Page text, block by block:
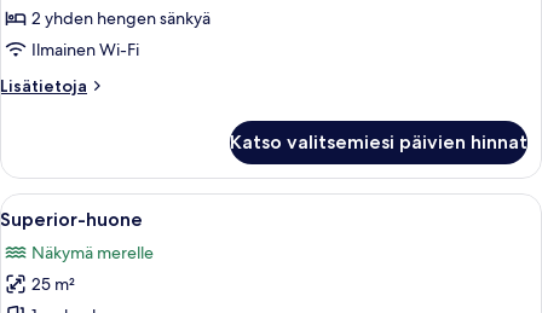
huone
(yksi
tai
kaksi
2
yhden
hengen
sänkyä
kuvat
2 yhden hengen sänkyä
Ilmainen Wi-Fi
Lisätietoja
Lisätietoja
signature-
huone
(yksi
kaksi
sänkyä),
2
Katso valitsemiesi päivien hinnat
Avaa
kaikki
huonetyypin
Superior-
Huoneessa on sininen sohva, pieni
7
Superior-huone
Näkymä merelle
25 m²